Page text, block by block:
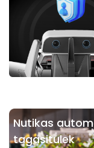
Nutikas
tagasitulek